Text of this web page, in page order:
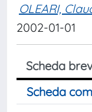
OLEARI,
2002-01-01
Scheda
Scheda